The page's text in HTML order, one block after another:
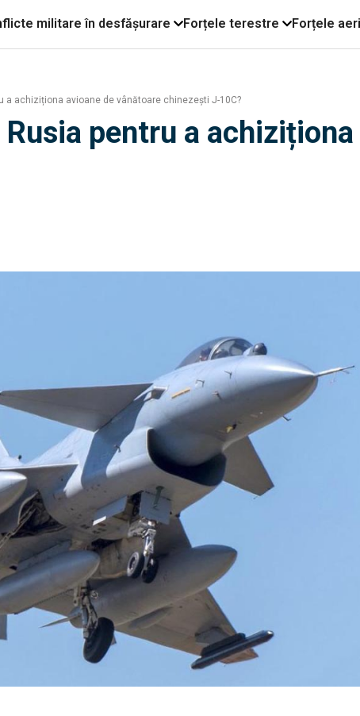
militare în desfășurare Forțele terestre Forțele
a achiziționa avioane de vânătoare chinezești J-10C?
pentru a